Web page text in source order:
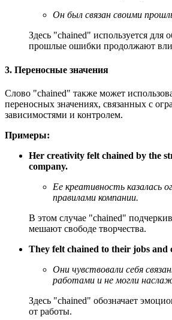
Он был связан своими
Здесь "chained" используется для
прошлые ошибки продолжают
3. Переносные значения
Слово "chained" также может
переносных значениях, связанных с
зависимостями и контролем.
Примеры:
Her creativity felt chained by the
company.
Ее креативность казалась
правилами компании.
В этом случае "chained"
мешают свободе творчества.
They felt chained to their jobs and
Они чувствовали себя
работами и не могли
Здесь "chained" обозначает
от работы.